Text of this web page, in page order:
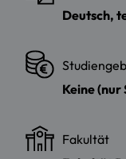
Deutsch,
Keine
Fakultät